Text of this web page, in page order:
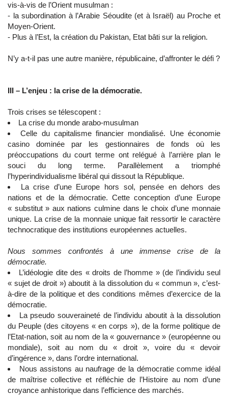
vis-à-vis de l’Orient musulman :
- la subordination à l’Arabie Séoudite (et à Israël) au Proche et
Moyen-Orient.
- Plus à l’Est, la création du Pakistan, Etat bâti sur la religion.
N’y a-t-il pas une autre manière, républicaine, d’affronter le défi ?
III – L’enjeu : la crise de la démocratie.
Trois crises se télescopent :
La crise du monde arabo-musulman
Celle du capitalisme financier mondialisé. Une économie
casino dominée par les gestionnaires de fonds où les
préoccupations du court terme ont relégué à l’arrière plan le
souci du long terme. Parallèlement a triomphé
l’hyperindividualisme libéral qui dissout la République.
La crise d’une Europe hors sol, pensée en dehors des
nations et de la démocratie. Cette conception d’une Europe
« substitut » aux nations culmine dans le choix d’une monnaie
unique. La crise de la monnaie unique fait ressortir le caractère
technocratique des institutions européennes actuelles.
Nous sommes confrontés à une immense crise de la
démocratie.
L’idéologie dite des « droits de l’homme » (de l’individu seul
« sujet de droit ») aboutit à la dissolution du « commun », c’est-
à-dire de la politique et des conditions mêmes d’exercice de la
démocratie.
La pseudo souveraineté de l’individu aboutit à la dissolution
du Peuple (des citoyens « en corps »), de la forme politique de
l’Etat-nation, soit au nom de la « gouvernance » (européenne ou
mondiale), soit au nom du « droit », voire du « devoir
d’ingérence », dans l’ordre international.
Nous assistons au naufrage de la démocratie comme idéal
de maîtrise collective et réfléchie de l’Histoire au nom d’une
croyance anhistorique dans l’efficience des marchés.